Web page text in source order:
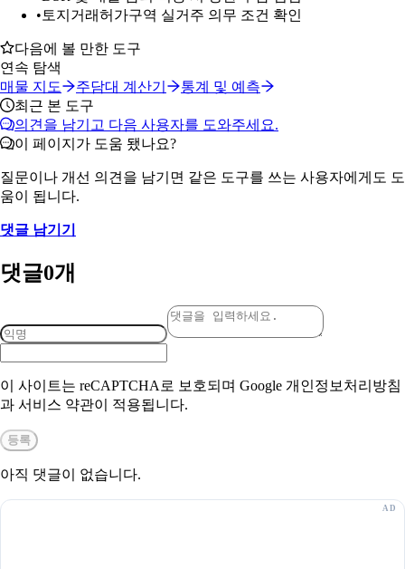
• 토지거래허가구역 실거주 의무 조건 확인
다음에 볼 만한 도구
연속 탐색
매물 지도
주담대 계산기
통계 및 예측
최근 본 도구
의견을 남기고 다음 사용자를 도와주세요.
이 페이지가 도움 됐나요?
질문이나 개선 의견을 남기면 같은 도구를 쓰는 사용자에게도 도
움이 됩니다.
댓글 남기기
댓글0개
이 사이트는 reCAPTCHA로 보호되며 Google 개인정보처리방침
과 서비스 약관이 적용됩니다.
등록
아직 댓글이 없습니다.